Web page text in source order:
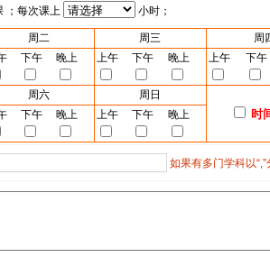
；每次课上 小时；
周二 周三
周
下午 晚上 上午 下午 晚上 上午 下午
周六 周日
时
下午 晚上 上午 下午 晚上
如果有多门学科以